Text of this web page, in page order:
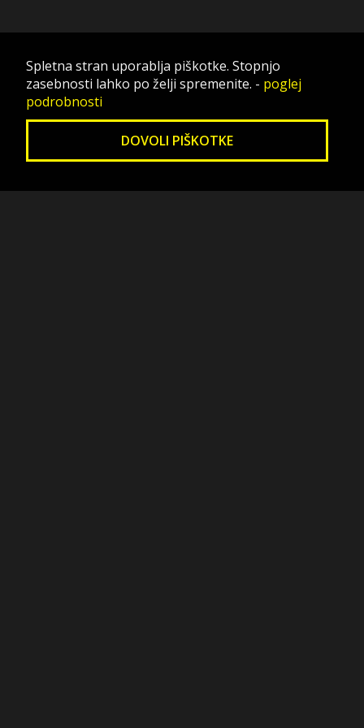
Spletna stran uporablja piškotke. Stopnjo
zasebnosti lahko po želji spremenite. - poglej
podrobnosti
DOVOLI PIŠKOTKE